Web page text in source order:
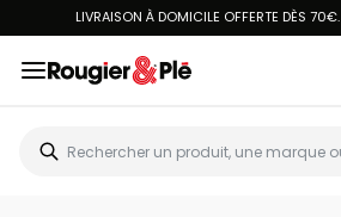
LIVRAISON À DOMICILE OFFERTE DÈS 70€.